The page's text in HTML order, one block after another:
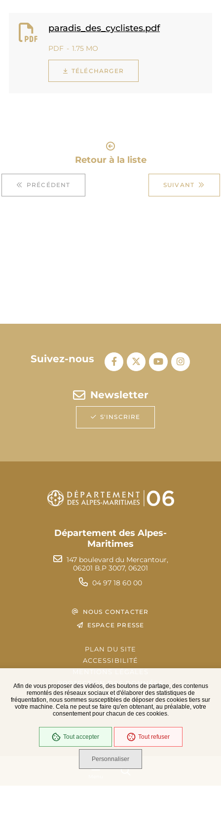
Afin de vous proposer des vidéos, des boutons de partage, des contenus
remontés des réseaux sociaux et d'élaborer des statistiques de
fréquentation, nous sommes susceptibles de déposer des cookies tiers sur
votre machine. Cela ne peut se faire qu'en obtenant, au préalable, votre
consentement pour chacun de ces cookies.
Tout accepter Tout refuser
Personnaliser
paradis_des_cyclistes.pdf
PDF 1.75 MO
TÉLÉCHARGER
PRÉCÉDENT
Retour à la liste
SUIVANT
Suivez-nous
Newsletter
S'INSCRIRE
Département des Alpes-
Maritimes
147 boulevard du Mercantour,
06201 B.P 3007, 06201
04 97 18 60 00
NOUS CONTACTER
ESPACE PRESSE
PLAN DU SITE
ACCESSIBILITÉ
PROTECTION DES DONNÉES
EXTRANET
GESTION DES COOKIES
En cours